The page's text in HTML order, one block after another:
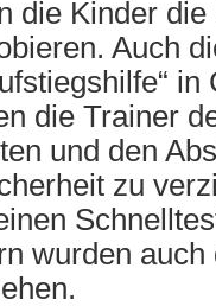
die Kinder
Auch
die Trainer
und den
zu
wurden